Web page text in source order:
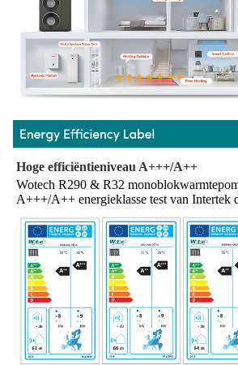
Hoge efficiëntieniveau A+++/A++
Wotech R290 & R32
A+++/A++ energieklasse test van Intertek